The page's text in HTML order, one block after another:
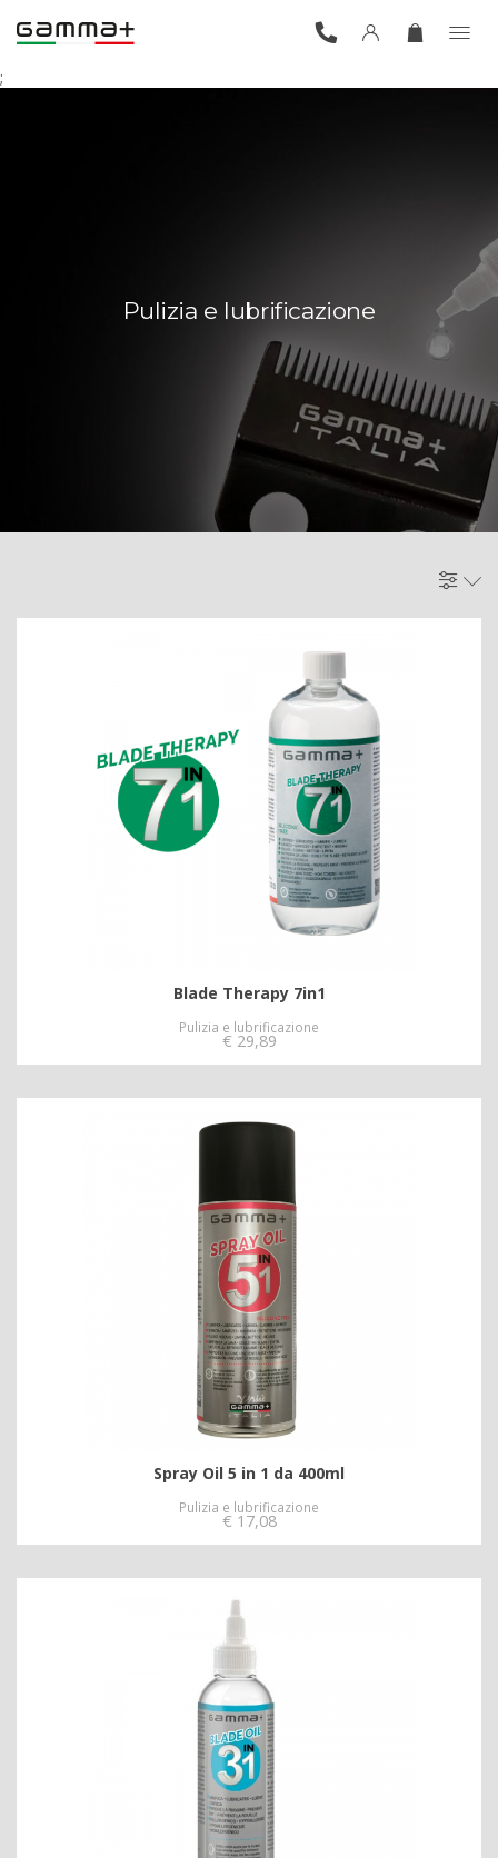
;
Pulizia e lubrificazione
Blade Therapy 7in1
Pulizia e lubrificazione
€ 29,89
Spray Oil 5 in 1 da 400ml
Pulizia e lubrificazione
€ 17,08